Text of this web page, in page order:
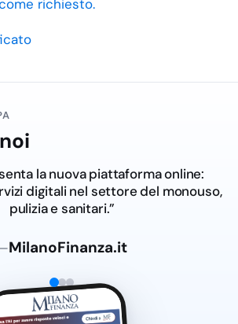
richiesto.
la nuova piattaforma online:
digitali nel settore del monouso,
pulizia e sanitari.”
MilanoFinanza.it